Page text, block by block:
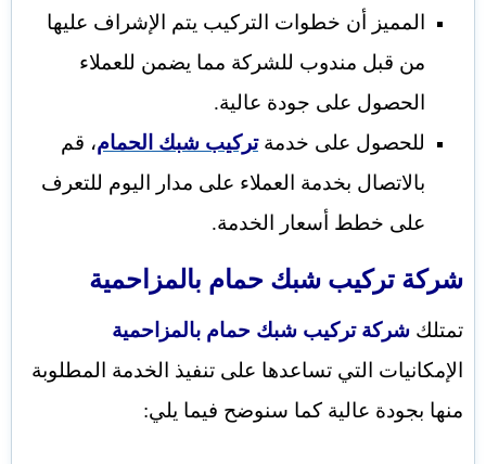
المميز أن خطوات التركيب يتم الإشراف عليها
من قبل مندوب للشركة مما يضمن للعملاء
الحصول على جودة عالية.
للحصول على خدمةتركيب شبك الحمام، قم
بالاتصال بخدمة العملاء على مدار اليوم للتعرف
على خطط أسعار الخدمة.
شركة تركيب شبك حمام بالمزاحمية
تمتلك شركة تركيب شبك حمام بالمزاحمية
الإمكانيات التي تساعدها على تنفيذ الخدمة المطلوبة
منها بجودة عالية كما سنوضح فيما يلي: